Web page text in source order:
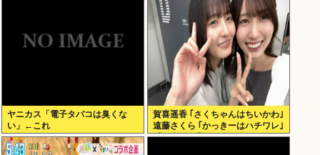
ヤニカス「電子タバコは臭くな
い」←これ
賀喜遥香 ｢さくちゃんはちいかわ｣
遠藤さくら ｢かっきーはハチワレ｣
【乃木坂46】